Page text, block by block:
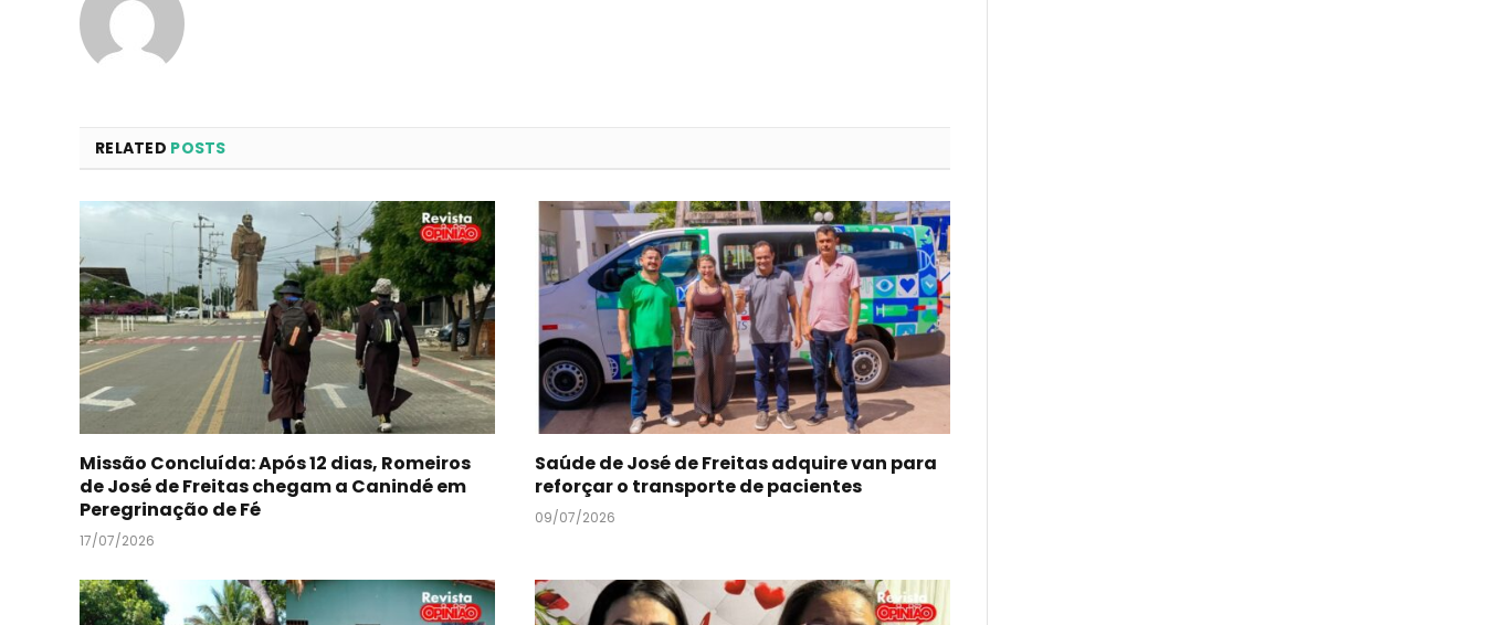
RELATED POSTS
Missão Concluída: Após 12 dias, Romeiros
de José de Freitas chegam a Canindé em
Peregrinação de Fé
17/07/2026
Saúde de José de Freitas adquire van para
reforçar o transporte de pacientes
09/07/2026